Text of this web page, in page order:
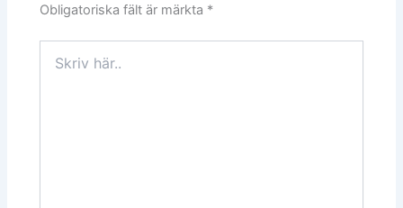
Obligatoriska fält är märkta *
här..